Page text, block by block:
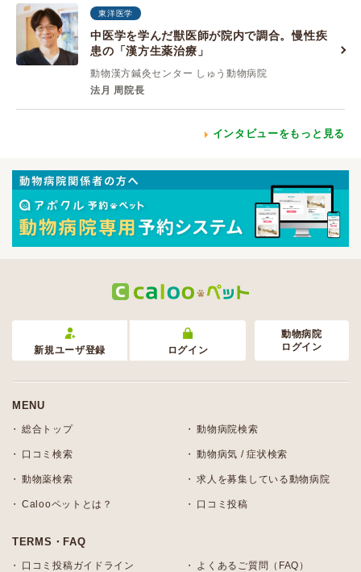
東洋医学
中医学を学んだ獣医師が院内で調合。慢性疾
患の「漢方生薬治療」
動物漢方鍼灸センター しゅう動物病院
法月 周院長
インタビューをもっと見る
新規ユーザ登録 ログイン
動物病院
ログイン
MENU
総合トップ 動物病院検索
口コミ検索 動物病気 / 症状検索
動物薬検索 求人を募集している動物病院
Calooペットとは？ 口コミ投稿
TERMS・FAQ
口コミ投稿ガイドライン よくあるご質問（FAQ）